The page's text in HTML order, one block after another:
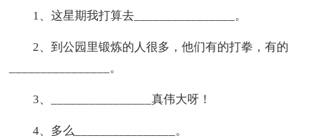
1、这星期我打算去________________。
2、到公园里锻炼的人很多，他们有的打拳，有的
________________。
3、________________真伟大呀！
4、多么________________。